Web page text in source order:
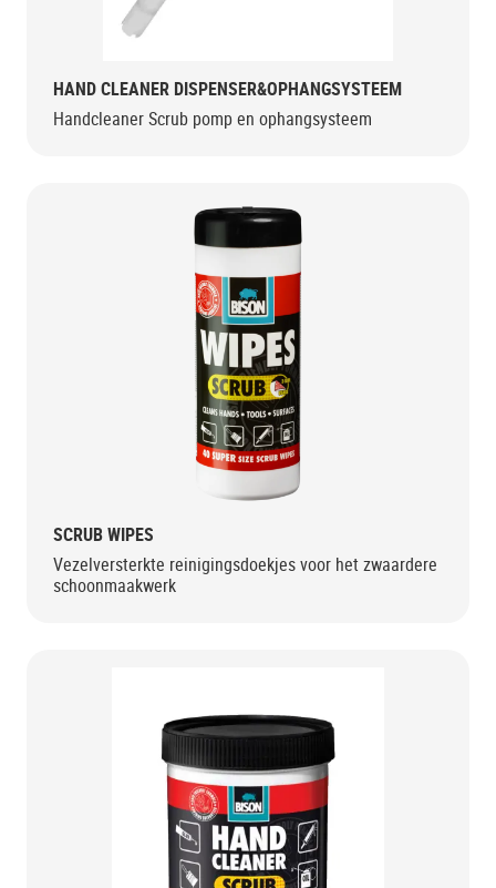
HAND CLEANER DISPENSER&OPHANGSYSTEEM
Handcleaner Scrub pomp en ophangsysteem
SCRUB WIPES
Vezelversterkte reinigingsdoekjes voor het zwaardere
schoonmaakwerk